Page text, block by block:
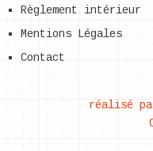
Règlement intérieur
Mentions Légales
Contact
réalisé